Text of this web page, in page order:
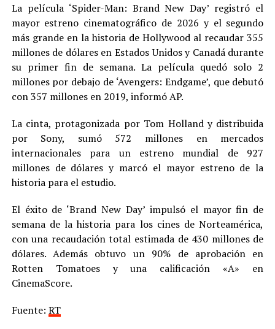
La película ‘Spider-Man: Brand New Day’ registró el
mayor estreno cinematográfico de 2026 y el segundo
más grande en la historia de Hollywood al recaudar 355
millones de dólares en Estados Unidos y Canadá durante
su primer fin de semana. La película quedó solo 2
millones por debajo de ‘Avengers: Endgame’, que debutó
con 357 millones en 2019, informó AP.
La cinta, protagonizada por Tom Holland y distribuida
por Sony, sumó 572 millones en mercados
internacionales para un estreno mundial de 927
millones de dólares y marcó el mayor estreno de la
historia para el estudio.
El éxito de ‘Brand New Day’ impulsó el mayor fin de
semana de la historia para los cines de Norteamérica,
con una recaudación total estimada de 430 millones de
dólares. Además obtuvo un 90% de aprobación en
Rotten Tomatoes y una calificación «A» en
CinemaScore.
Fuente: RT